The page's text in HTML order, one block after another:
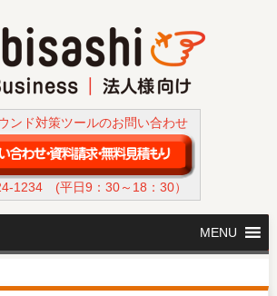
ンド対策ツールのお問い合わせ
1234(平日9：30～18：30）
MENU